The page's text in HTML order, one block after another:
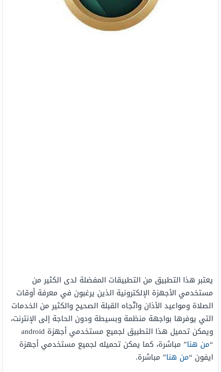
يعتبر هذا التطبيق من التطبيقات المفضلة لدى الكثير من
مستخدمي الأجهزة الإلكترونية الذين يرغبون في معرفة أوقات
الصلاة ومواعيد الأذان واتّجاه القبلة الصحيح والكثير من الخدمات
التي يوفرها بواجهة منظمة وبسيطة ودون الحاجة إلى الإنترنت،
ويمكن تحميل هذا التطبيق لجميع مستخدمي أجهزة android
“من هنا” مباشرة، كما يمكن تحميله لجميع مستخدمي أجهزة
ايفون “من هنا” مباشرة.